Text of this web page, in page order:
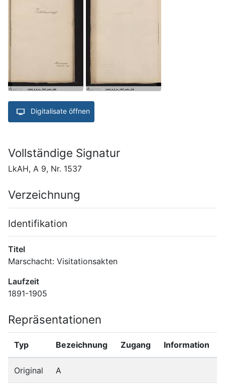
Digitalisate öffnen
Vollständige Signatur
LkAH, A 9, Nr. 1537
Verzeichnung
Identifikation
Titel
Marschacht: Visitationsakten
Laufzeit
1891-1905
Repräsentationen
Typ Bezeichnung Zugang Information
Original A